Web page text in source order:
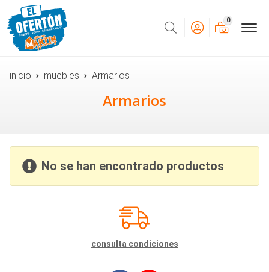
Buscar
0
inicio muebles Armarios
Armarios
No se han encontrado productos
consulta condiciones